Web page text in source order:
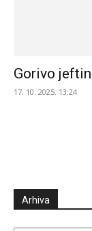
Gorivo
17. 10. 2025. 13:24
Arhiva
Arhiva